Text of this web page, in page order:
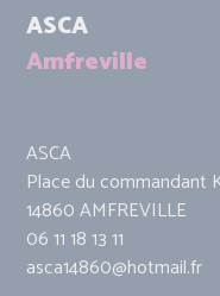
ASCA
Amfreville
ASCA
Place du commandant
14860 AMFREVILLE
06 11 18 13 11
asca14860@hotmail.fr